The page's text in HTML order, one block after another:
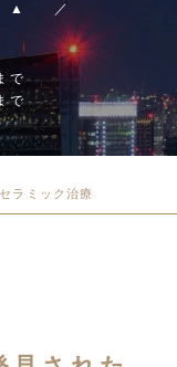
▲
／
で
で
ラミック治療